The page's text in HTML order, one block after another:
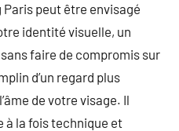
peut être envisagé
identité visuelle, un
faire de compromis sur
d’un regard plus
de votre visage. Il
à la fois technique et